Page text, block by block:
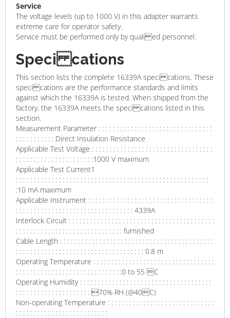
Service
The voltage levels (up to 1000 V) in this adapter warrants
extreme care for operator safety.
Service must be performed only by quali ed personnel.
Speci cations
This section lists the complete 16339A speci cations. These
speci cations are the performance standards and limits
against which the 16339A is tested. When shipped from the
factory, the 16339A meets the speci cations listed in this
section.
Measurement Parameter : : : : : : : : : : : : : : : : : : : : : : : : : : : : : : : :
: : : : : : : : : : : Direct Insulation Resistance
Applicable Test Voltage : : : : : : : : : : : : : : : : : : : : : : : : : : : : : : : : : :
: : : : : : : : : : : : : : : : : : : : : :1000 V maximum
Applicable Test Current1
: : : : : : : : : : : : : : : : : : : : : : : : : : : : : : : : : : : : : : : : : : : : : : : : : : : : : :
:10 mA maximum
Applicable Instrument : : : : : : : : : : : : : : : : : : : : : : : : : : : : : : : : : : :
: : : : : : : : : : : : : : : : : : : : : : : : : : : : : : : : : 4339A
Interlock Circuit : : : : : : : : : : : : : : : : : : : : : : : : : : : : : : : : : : : : : : : : :
: : : : : : : : : : : : : : : : : : : : : : : : : : : : : : furnished
Cable Length : : : : : : : : : : : : : : : : : : : : : : : : : : : : : : : : : : : : : : : : : : :
: : : : : : : : : : : : : : : : : : : : : : : : : : : : : : : : : : : : 0.8 m
Operating Temperature : : : : : : : : : : : : : : : : : : : : : : : : : : : : : : : : : :
: : : : : : : : : : : : : : : : : : : : : : : : : : : : : :0 to 55 C
Operating Humidity : : : : : : : : : : : : : : : : : : : : : : : : : : : : : : : : : : : : :
: : : : : : : : : : : : : : : : : : : : : 70% RH (@40C)
Non-operating Temperature : : : : : : : : : : : : : : : : : : : : : : : : : : : : : :
: : : : : : : : : : : : : : : : : : : : : : : : : :